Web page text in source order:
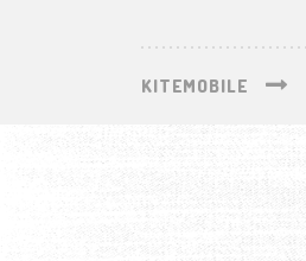
KITEMOBILE